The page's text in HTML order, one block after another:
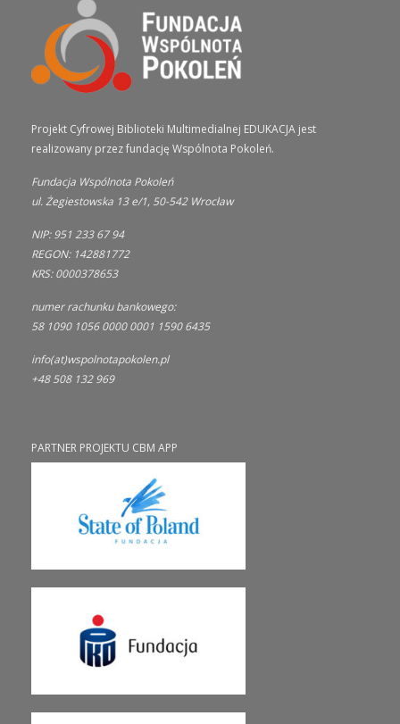
Projekt Cyfrowej Biblioteki Multimedialnej EDUKACJA jest
realizowany przez fundację Wspólnota Pokoleń.
Fundacja Wspólnota Pokoleń
ul. Żegiestowska 13 e/1, 50-542 Wrocław
NIP: 951 233 67 94
REGON: 142881772
KRS: 0000378653
numer rachunku bankowego:
58 1090 1056 0000 0001 1590 6435
info(at)wspolnotapokolen.pl
+48 508 132 969
PARTNER PROJEKTU CBM APP